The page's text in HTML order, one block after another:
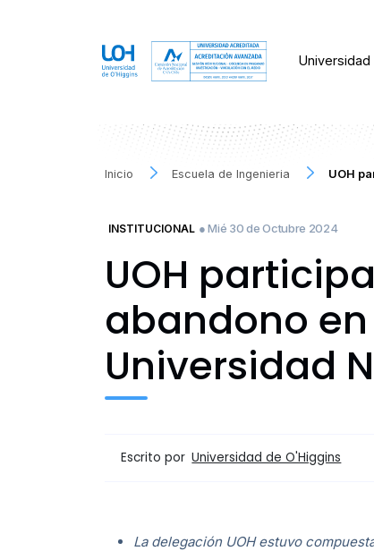
Universidad
Inicio Escuela de Ingenieria UOH
INSTITUCIONAL ● Mié 30 de Octubre 2024
UOH
abandono
Universidad
Escrito por Universidad de O'Higgins
La delegación UOH estuvo